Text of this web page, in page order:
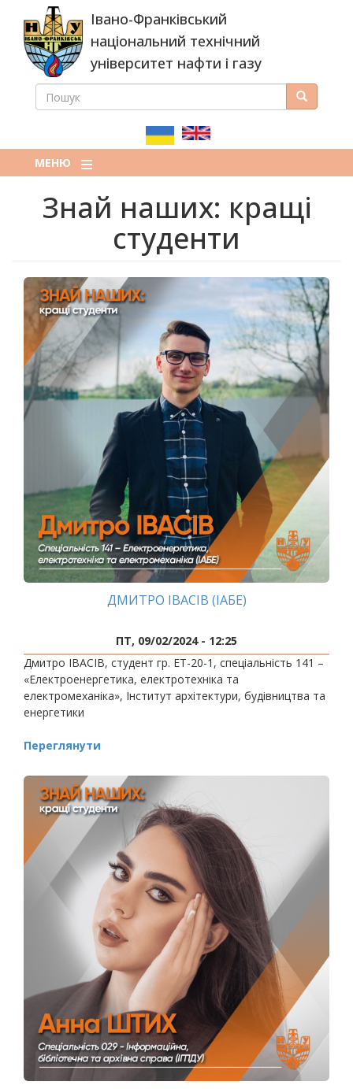
основного
вмісту
Івано-Франківський
національний технічний
університет нафти і газу
ПОШУКОВА
ПОШУК Пошук
МЕНЮ
Знай наших: кращі
студенти
ДМИТРО ІВАСІВ (ІАБЕ)
ПТ, 09/02/2024 - 12:25
Дмитро ІВАСІВ, студент гр. ЕТ-20-1, спеціальність 141 –
«Електроенергетика, електротехніка та
електромеханіка», Інститут архітектури, будівництва та
енергетики
Переглянути